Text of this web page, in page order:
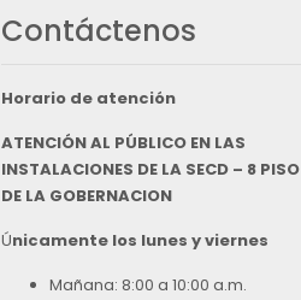
Contáctenos
Horario de atención
ATENCIÓN AL PÚBLICO EN LAS
INSTALACIONES DE LA SECD – 8 PISO
DE LA GOBERNACION
Únicamente los lunes y viernes
Mañana: 8:00 a 10:00 a.m.